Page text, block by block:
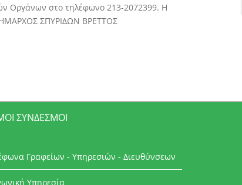
Οργάνων στο τηλέφωνο 213-2072399. Η
ΣΠΥΡΙΔΩΝ ΒΡΕΤΤΟΣ
ΣΎΝΔΕΣΜΟΙ
Γραφείων - Υπηρεσιών - Διευθύνσεων
Υπηρεσία